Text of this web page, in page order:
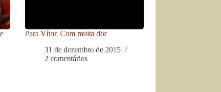
Para Vítor. Com muita dor
31 de dezembro de 2015
2 comentários